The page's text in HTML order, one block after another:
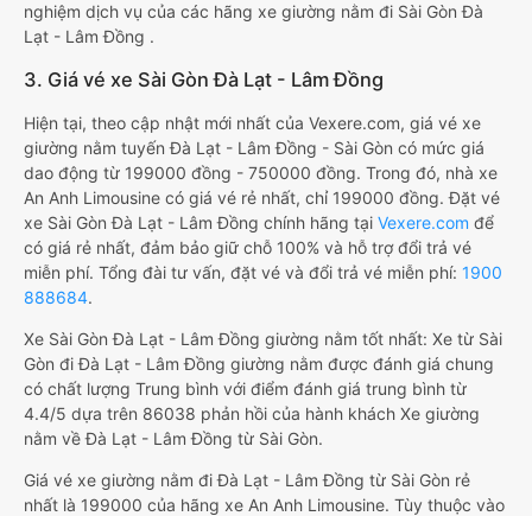
nghiệm dịch vụ của các hãng xe giường nằm đi Sài Gòn Đà
Lạt - Lâm Đồng .
3. Giá vé xe Sài Gòn Đà Lạt - Lâm Đồng
Hiện tại, theo cập nhật mới nhất của Vexere.com, giá vé xe
giường nằm tuyến Đà Lạt - Lâm Đồng - Sài Gòn có mức giá
dao động từ 199000 đồng - 750000 đồng. Trong đó, nhà xe
An Anh Limousine có giá vé rẻ nhất, chỉ 199000 đồng. Đặt vé
xe Sài Gòn Đà Lạt - Lâm Đồng chính hãng tại Vexere.com để
có giá rẻ nhất, đảm bảo giữ chỗ 100% và hỗ trợ đổi trả vé
miễn phí. Tổng đài tư vấn, đặt vé và đổi trả vé miễn phí: 1900
888684.
Xe Sài Gòn Đà Lạt - Lâm Đồng giường nằm tốt nhất: Xe từ Sài
Gòn đi Đà Lạt - Lâm Đồng giường nằm được đánh giá chung
có chất lượng Trung bình với điểm đánh giá trung bình từ
4.4/5 dựa trên 86038 phản hồi của hành khách Xe giường
nằm về Đà Lạt - Lâm Đồng từ Sài Gòn.
Giá vé xe giường nằm đi Đà Lạt - Lâm Đồng từ Sài Gòn rẻ
nhất là 199000 của hãng xe An Anh Limousine. Tùy thuộc vào